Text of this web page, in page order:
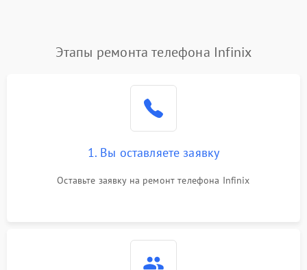
Этапы ремонта телефона Infinix
1. Вы оставляете заявку
Оставьте заявку на ремонт телефона Infinix